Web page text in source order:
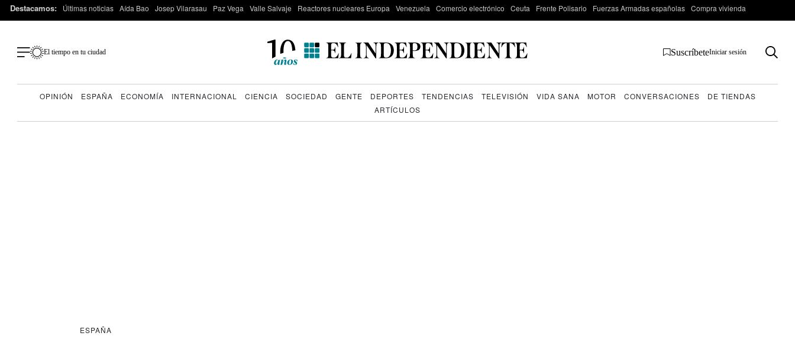
Destacamos: Últimas noticias Aída Bao Josep Vilarasau Paz Vega Valle Salvaje Reactores nucleares Europa Venezuela Comercio electrónico Ceuta Frente Polisario Fuerzas Armadas españolas Compra vivienda
El tiempo en tu ciudad SuscríbeteIniciar sesión
OPINIÓN ESPAÑA ECONOMÍA INTERNACIONAL CIENCIA SOCIEDAD GENTE DEPORTES TENDENCIAS TELEVISIÓN VIDA SANA MOTOR CONVERSACIONES
DE TIENDAS
ARTÍCULOS
ESPAÑA